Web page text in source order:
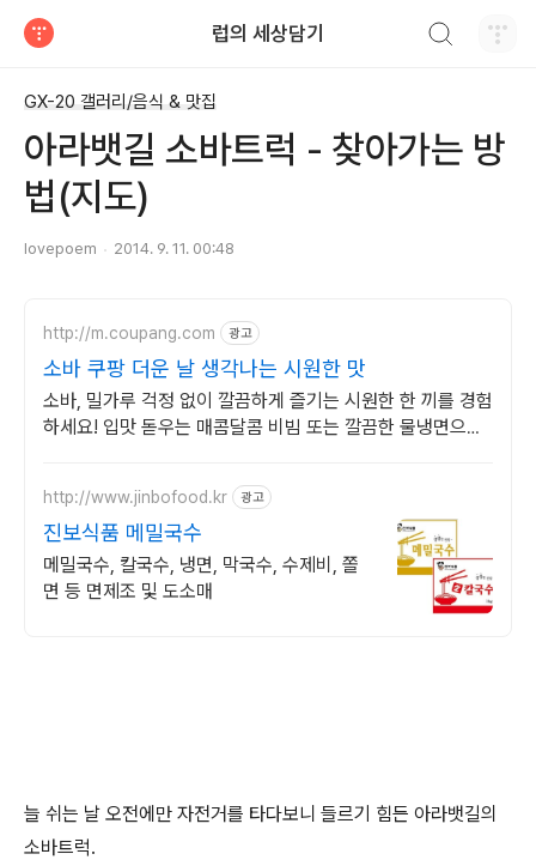
럽의 세상담기
GX-20 갤러리/음식 & 맛집
아라뱃길 소바트럭 - 찾아가는 방
법(지도)
lovepoem 2014. 9. 11. 00:48
http://m.coupang.com 광고
소바 쿠팡 더운 날 생각나는 시원한 맛
소바, 밀가루 걱정 없이 깔끔하게 즐기는 시원한 한 끼를 경험
하세요! 입맛 돋우는 매콤달콤 비빔 또는 깔끔한 물냉면으로
http://www.jinbofood.kr 광고
진보식품 메밀국수
메밀국수, 칼국수, 냉면, 막국수, 수제비, 쫄
면 등 면제조 및 도소매
늘 쉬는 날 오전에만 자전거를 타다보니 들르기 힘든 아라뱃길의
소바트럭.